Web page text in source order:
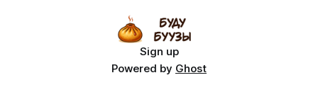
Sign up
Powered by Ghost